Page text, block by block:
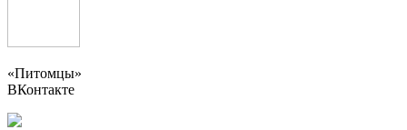
«Питомцы»
ВКонтакте